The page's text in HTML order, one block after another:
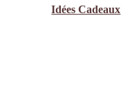
Idées Cadeaux